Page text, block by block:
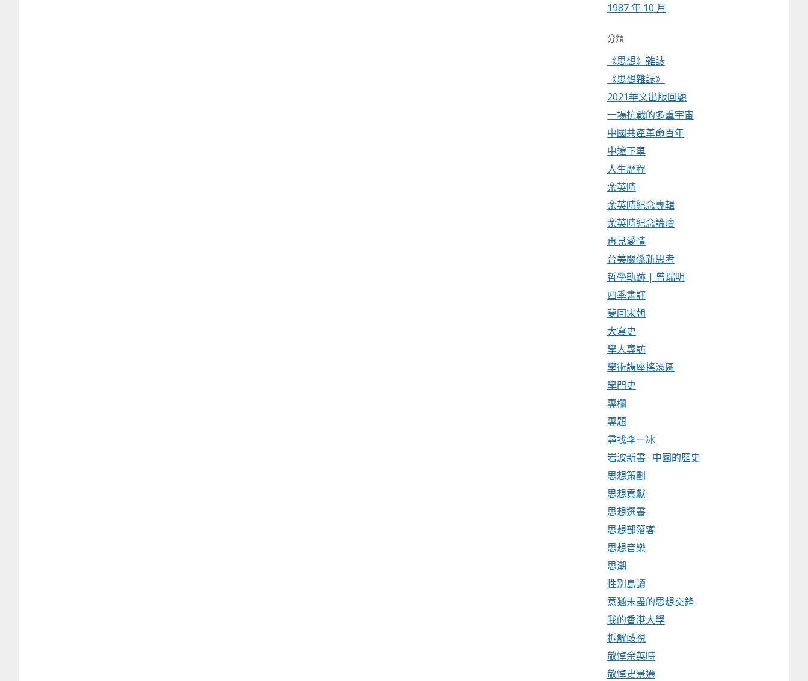
1987 年 10 月
分類
《思想》雜誌
《思想雜誌》
2021華文出版回顧
一場抗戰的多重宇宙
中國共產革命百年
中途下車
人生歷程
余英時
余英時紀念專輯
余英時紀念論壇
再見愛情
台美關係新思考
哲學軌跡 | 曾瑞明
四季書評
夢回宋朝
大寫史
學人專訪
學術講座搖滾區
學門史
專欄
專題
尋找李一冰
岩波新書 · 中國的歷史
思想策劃
思想貢獻
思想選書
思想部落客
思想音樂
思潮
性別島讀
意猶未盡的思想交鋒
我的香港大學
拆解歧視
敬悼余英時
敬悼史景遷